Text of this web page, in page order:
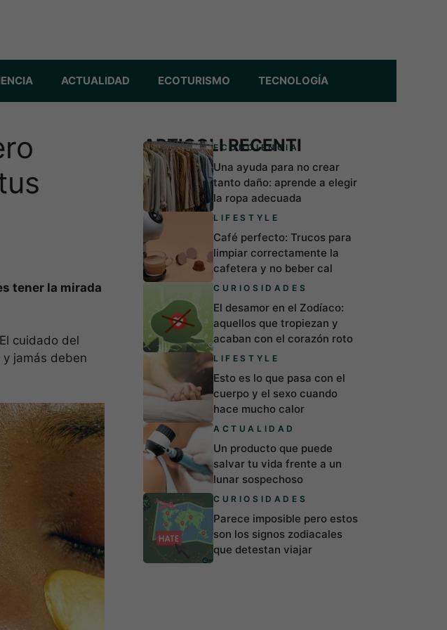
ACTUALIDAD ECOTURISMO TECNOLOGÍA
tener la mirada
cuidado del
jamás deben
ARTICOLI RECENTI
ECONCIENCIA
Una ayuda para no crear
tanto daño: aprende a elegir
la ropa adecuada
LIFESTYLE
Café perfecto: Trucos para
limpiar correctamente la
cafetera y no beber cal
CURIOSIDADES
El desamor en el Zodíaco:
aquellos que tropiezan y
acaban con el corazón roto
LIFESTYLE
Esto es lo que pasa con el
cuerpo y el sexo cuando
hace mucho calor
ACTUALIDAD
Un producto que puede
salvar tu vida frente a un
lunar sospechoso
CURIOSIDADES
Parece imposible pero estos
son los signos zodiacales
que detestan viajar